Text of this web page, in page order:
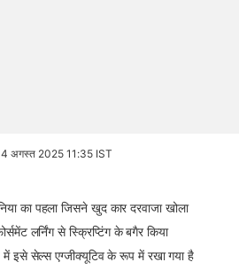
अगस्त 2025 11:35 IST
का पहला जिसने खुद कार दरवाजा खोला
लर्निंग से स्क्रिप्टिंग के बगैर किया
इसे सेल्स एग्जीक्यूटिव के रूप में रखा गया है